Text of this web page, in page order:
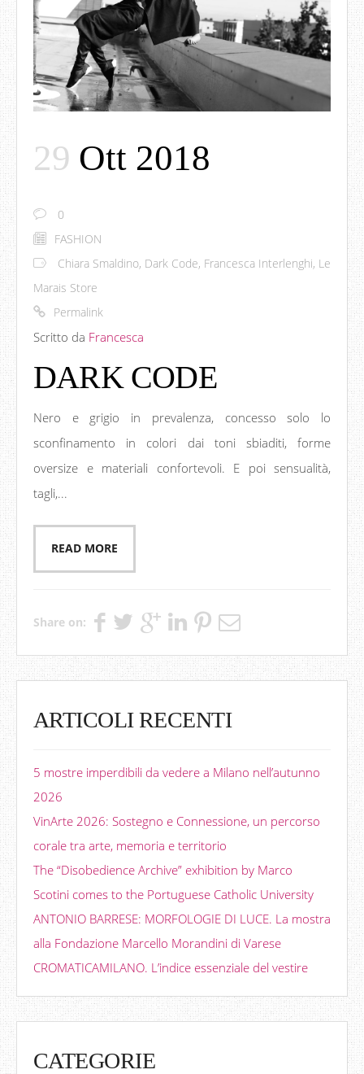
29 Ott 2018
0
FASHION
Chiara Smaldino, Dark Code, Francesca Interlenghi, Le
Marais Store
Permalink
Scritto da Francesca
DARK CODE
Nero e grigio in prevalenza, concesso solo lo
sconfinamento in colori dai toni sbiaditi, forme
oversize e materiali confortevoli. E poi sensualità,
tagli,...
READ MORE
Share on:
ARTICOLI RECENTI
5 mostre imperdibili da vedere a Milano nell’autunno
2026
VinArte 2026: Sostegno e Connessione, un percorso
corale tra arte, memoria e territorio
The “Disobedience Archive” exhibition by Marco
Scotini comes to the Portuguese Catholic University
ANTONIO BARRESE: MORFOLOGIE DI LUCE. La mostra
alla Fondazione Marcello Morandini di Varese
CROMATICAMILANO. L’indice essenziale del vestire
CATEGORIE